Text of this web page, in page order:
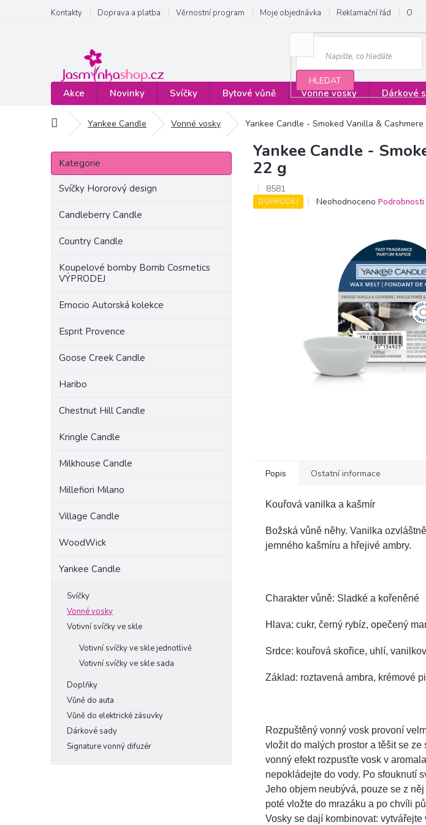
obsah
Kontakty Doprava a platba Věrnostní program Moje objednávka Reklamační řád
HLEDAT
Akce Novinky Svíčky Bytové vůně Vonné vosky Dárkové
Domů Yankee Candle Vonné vosky Yankee Candle - Smoked Vanilla &
P
s
Přeskočit
kategorie
Kategorie
Svíčky Hororový design
Candleberry Candle
Country Candle
Koupelové bomby Bomb Cosmetics
VÝPRODEJ
Emocio Autorská kolekce
Esprit Provence
Goose Creek Candle
Haribo
Chestnut Hill Candle
Kringle Candle
Milkhouse Candle
Millefiori Milano
Village Candle
WoodWick
Yankee Candle
Svíčky
Vonné vosky
Votivní svíčky ve skle
Votivní svíčky ve skle jednotlivě
Votivní svíčky ve skle sada
Doplňky
Vůně do auta
Vůně do elektrické zásuvky
Dárkové sady
Signature vonný difuzér
Yankee Candle -
22 g
8581
DOPRODEJ
Průměrné
hvězdiček.
Neohodnoceno Podrobnosti
Popis Ostatní informace
Kouřová vanilka a kašmír
Božská vůně něhy. Vanilka
jemného kašmíru a hřejivé ambry.
Charakter vůně: Sladké a kořeněné
Hlava: cukr, černý rybíz, opečený
Srdce: kouřová skořice, uhlí,
Základ: roztavená ambra, krémové
Rozpuštěný vonný vosk provoní
vložit do malých prostor a těšit se
vonný efekt rozpusťte vosk v
nepokládejte do vody. Po sfouknutí
Jeho objem neubývá, pouze se z
poté vložte do mrazáku a po chvíli
Vosky se dají kombinovat: